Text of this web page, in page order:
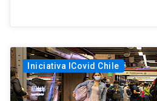
Iniciativa ICovid Chile